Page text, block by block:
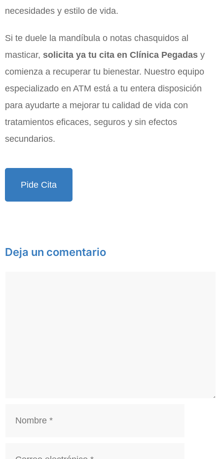
necesidades y estilo de vida.
Si te duele la mandíbula o notas chasquidos al
masticar, solicita ya tu cita en Clínica Pegadas y
comienza a recuperar tu bienestar. Nuestro equipo
especializado en ATM está a tu entera disposición
para ayudarte a mejorar tu calidad de vida con
tratamientos eficaces, seguros y sin efectos
secundarios.
Pide Cita
Deja un comentario